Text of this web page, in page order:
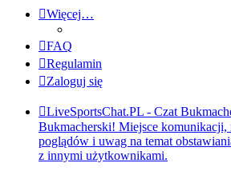
Więcej…
FAQ
Regulamin
Zaloguj się
LiveSportsChat.PL - Czat
Bukmacherski! Miejsce
poglądów i uwag na temat
z innymi użytkownikami.